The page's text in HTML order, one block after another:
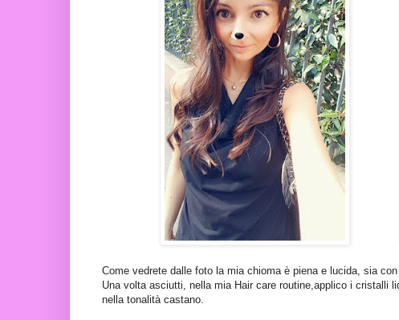
Come vedrete dalle foto la mia chioma è piena e lucida, sia
Una volta asciutti, nella mia Hair care routine,applico i cristalli
nella tonalità castano.